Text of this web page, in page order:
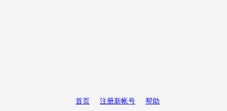
首页 注册新帐号 帮助